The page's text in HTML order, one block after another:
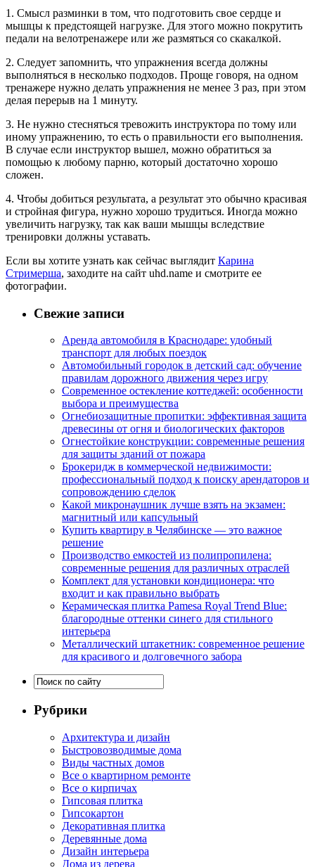
1. Смысл разминки в том, что подготовить свое сердце и
мышцы к предстоящей нагрузке. Для этого можно покрутить
педали на велотренажере или же размяться со скакалкой.
2. Следует запомнить, что упражнения всегда должны
выполняться в несколько подходов. Проще говоря, на одном
тренажере нужно делать упражнения не менее 3 раз, при этом
делая перерыв на 1 минуту.
3. Не нужно стесняться тревожить инструктора по тому или
иному упражнению, то есть о правильности его выполнения.
В случае если инструктор вышел, можно обратиться за
помощью к любому парню, который достаточно хорошо
сложен.
4. Чтобы добиться результата, а результат это обычно красивая
и стройная фигура, нужно хорошо трудиться. Иногда можно
увеличить нагрузку, так как ваши мышцы вследствие
тренировки должны уставать.
Если вы хотите узнать как сейчас выглядит Карина
Стримерша, заходите на сайт uhd.name и смотрите ее
фотографии.
Свежие записи
Аренда автомобиля в Краснодаре: удобный
транспорт для любых поездок
Автомобильный городок в детский сад: обучение
правилам дорожного движения через игру
Современное остекление коттеджей: особенности
выбора и преимущества
Огнебиозащитные пропитки: эффективная защита
древесины от огня и биологических факторов
Огнестойкие конструкции: современные решения
для защиты зданий от пожара
Брокеридж в коммерческой недвижимости:
профессиональный подход к поиску арендаторов и
сопровождению сделок
Какой микронаушник лучше взять на экзамен:
магнитный или капсульный
Купить квартиру в Челябинске — это важное
решение
Производство емкостей из полипропилена:
современные решения для различных отраслей
Комплект для установки кондиционера: что
входит и как правильно выбрать
Керамическая плитка Pamesa Royal Trend Blue:
благородные оттенки синего для стильного
интерьера
Металлический штакетник: современное решение
для красивого и долговечного забора
Рубрики
Архитектура и дизайн
Быстровозводимые дома
Виды частных домов
Все о квартирном ремонте
Все о кирпичах
Гипсовая плитка
Гипсокартон
Декоративная плитка
Деревянные дома
Дизайн интерьера
Дома из дерева